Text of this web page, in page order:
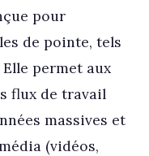
pour
de pointe, tels
permet aux
flux de travail
massives et
(vidéos,